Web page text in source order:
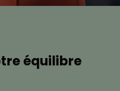
équilibre